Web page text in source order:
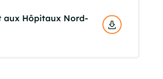
aux Hôpitaux Nord-